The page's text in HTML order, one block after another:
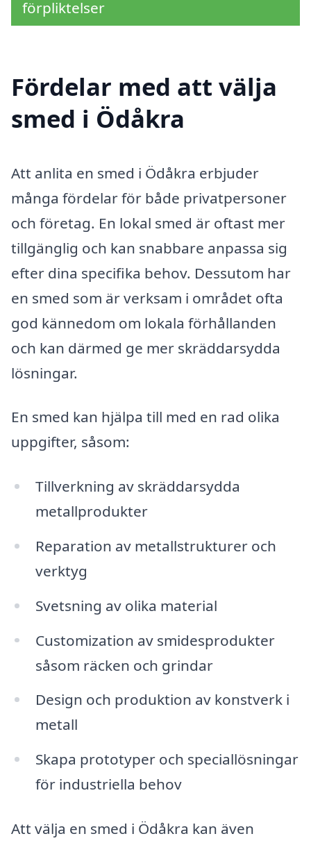
förpliktelser
Fördelar med att välja
smed i Ödåkra
Att anlita en smed i Ödåkra erbjuder
många fördelar för både privatpersoner
och företag. En lokal smed är oftast mer
tillgänglig och kan snabbare anpassa sig
efter dina specifika behov. Dessutom har
en smed som är verksam i området ofta
god kännedom om lokala förhållanden
och kan därmed ge mer skräddarsydda
lösningar.
En smed kan hjälpa till med en rad olika
uppgifter, såsom:
Tillverkning av skräddarsydda
metallprodukter
Reparation av metallstrukturer och
verktyg
Svetsning av olika material
Customization av smidesprodukter
såsom räcken och grindar
Design och produktion av konstverk i
metall
Skapa prototyper och speciallösningar
för industriella behov
Att välja en smed i Ödåkra kan även